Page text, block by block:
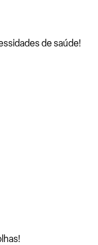
de saúde!